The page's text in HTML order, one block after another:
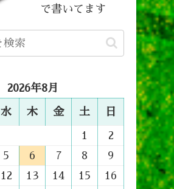
で書いてます
2026年8月
水 木 金 土 日
1
2
5 6 7 8
9
12 13 14 15
16